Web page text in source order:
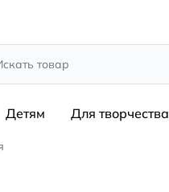
Детям Для творчества